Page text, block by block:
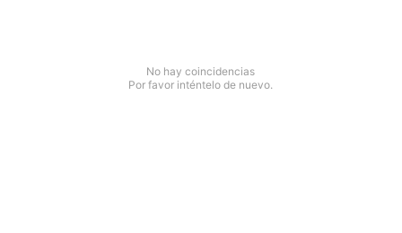
No hay coincidencias
Por favor inténtelo de nuevo.